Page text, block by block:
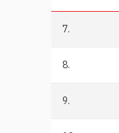
7.
8.
9.